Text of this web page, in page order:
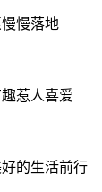
慢落地
惹人喜爱
的生活前行